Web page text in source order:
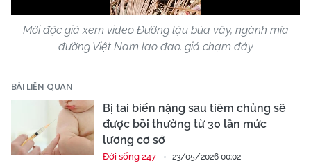
Mời độc giả xem video Đường lậu bủa vây, ngành mía
đường Việt Nam lao đao, giá chạm đáy
BÀI LIÊN QUAN
Bị tai biến nặng sau tiêm chủng sẽ
được bồi thường từ 30 lần mức
lương cơ sở
Đời sống 247 23/05/2026 00:02